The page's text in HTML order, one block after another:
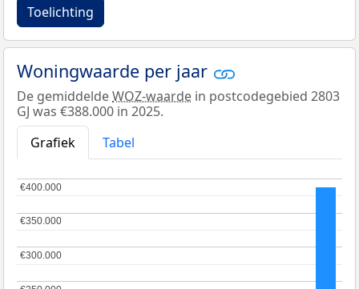
Toelichting
Woningwaarde per jaar
De gemiddeldeWOZ-waarde in postcodegebied 2803
GJ was €388.000 in 2025.
Grafiek
Tabel
€300.000
€300.000
€350.000
€350.000
€400.000
€400.000